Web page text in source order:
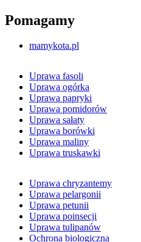
Pomagamy
mamykota.pl
Uprawa fasoli
Uprawa ogórka
Uprawa papryki
Uprawa pomidorów
Uprawa sałaty
Uprawa borówki
Uprawa maliny
Uprawa truskawki
Uprawa chryzantemy
Uprawa pelargonii
Uprawa petunii
Uprawa poinsecji
Uprawa tulipanów
Ochrona biologiczna